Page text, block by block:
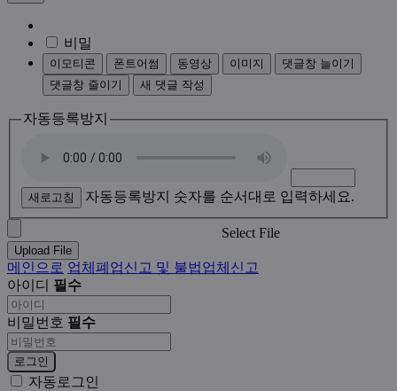
비밀
이모티콘 폰트어썸 동영상 이미지
댓글창 늘이기
댓글창 줄이기
새 댓글 작성
자동등록방지
새로고침 자동등록방지 숫자를 순서대로 입력하세요.
Select File
Upload File
메인으로 업체폐업신고 및 불법업체신고
아이디 필수
비밀번호 필수
로그인
자동로그인